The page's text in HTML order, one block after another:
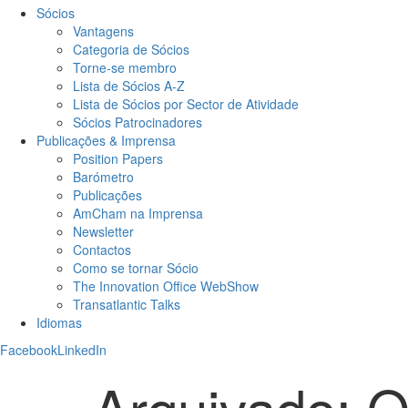
Sócios
Vantagens
Categoria de Sócios
Torne-se membro
Lista de Sócios A-Z
Lista de Sócios por Sector de Atividade
Sócios Patrocinadores
Publicações & Imprensa
Position Papers
Barómetro
Publicações
AmCham na Imprensa
Newsletter
Contactos
Como se tornar Sócio
The Innovation Office WebShow
Transatlantic Talks
Idiomas
FacebookLinkedIn